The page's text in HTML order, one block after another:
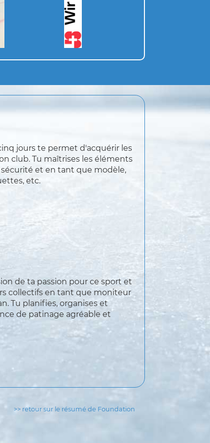
jours te permet d'acquérir les
club. Tu maîtrises les éléments
et en tant que modèle,
etc.
de ta passion pour ce sport et
collectifs en tant que moniteur
Tu planifies, organises et
de patinage agréable et
>> retour sur le résumé de Foundation